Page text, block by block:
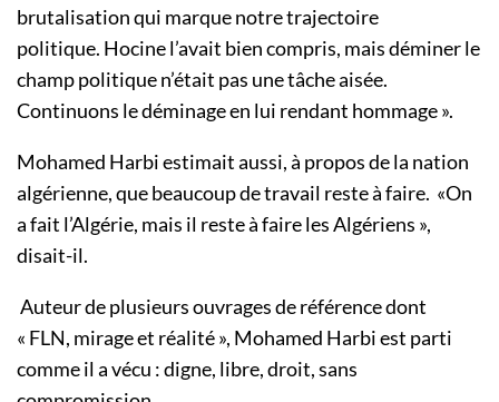
brutalisation qui marque notre trajectoire
politique. Hocine l’avait bien compris, mais déminer le
champ politique n’était pas une tâche aisée.
Continuons le déminage en lui rendant hommage ».
Mohamed Harbi estimait aussi, à propos de la nation
algérienne, que beaucoup de travail reste à faire. «On
a fait l’Algérie, mais il reste à faire les Algériens »,
disait-il.
Auteur de plusieurs ouvrages de référence dont
« FLN, mirage et réalité », Mohamed Harbi est parti
comme il a vécu : digne, libre, droit, sans